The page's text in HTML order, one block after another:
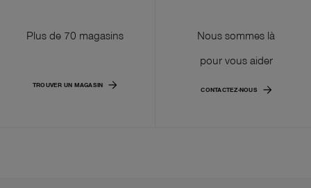
Plus de 70 magasins
TROUVER UN MAGASIN
Nous sommes là
pour vous aider
CONTACTEZ-NOUS